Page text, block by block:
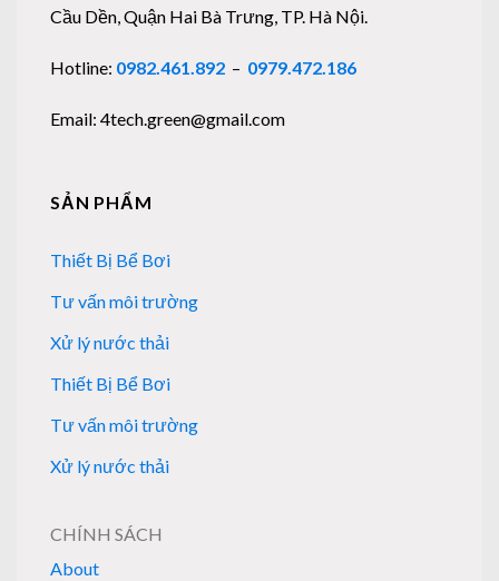
Cầu Dền, Quận Hai Bà Trưng, TP. Hà Nội.
Hotline: 0982.461.892 – 0979.472.186
Email: 4tech.green@gmail.com
SẢN PHẨM
Thiết Bị Bể Bơi
Tư vấn môi trường
Xử lý nước thải
Thiết Bị Bể Bơi
Tư vấn môi trường
Xử lý nước thải
CHÍNH SÁCH
About